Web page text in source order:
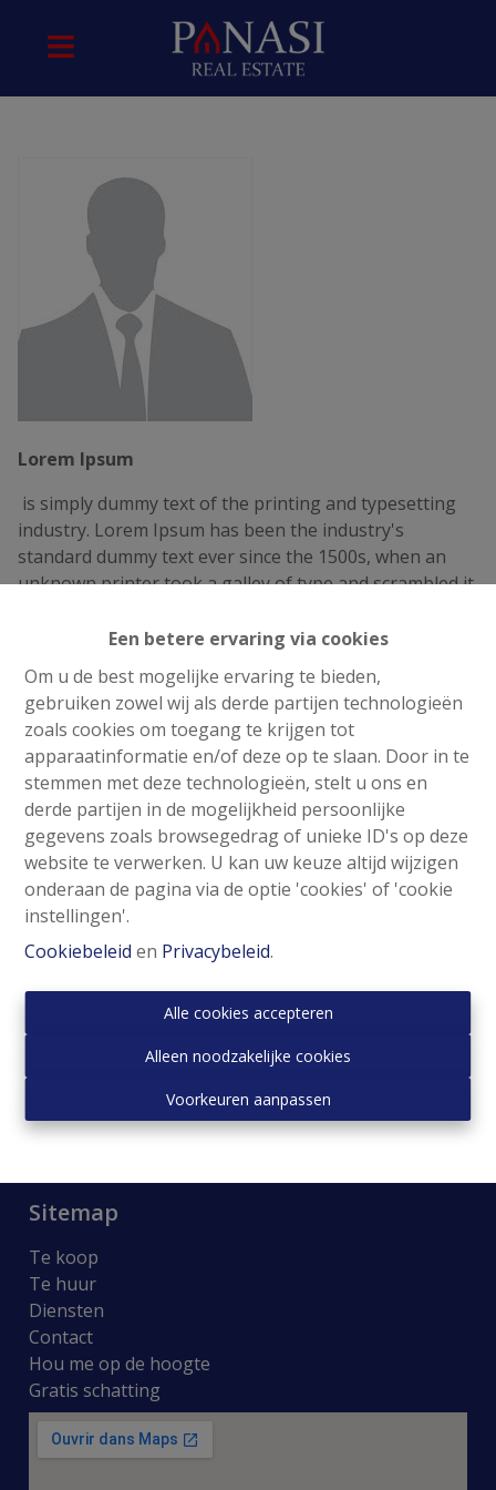
Een betere ervaring via cookies
Om u de best mogelijke ervaring te bieden,
gebruiken zowel wij als derde partijen technologieën
zoals cookies om toegang te krijgen tot
apparaatinformatie en/of deze op te slaan. Door in te
stemmen met deze technologieën, stelt u ons en
derde partijen in de mogelijkheid persoonlijke
gegevens zoals browsegedrag of unieke ID's op deze
website te verwerken. U kan uw keuze altijd wijzigen
onderaan de pagina via de optie 'cookies' of 'cookie
instellingen'.
Cookiebeleid en Privacybeleid.
Alle cookies accepteren
Alleen noodzakelijke cookies
Voorkeuren aanpassen
Lorem Ipsum
is simply dummy text of the printing and typesetting
industry. Lorem Ipsum has been the industry's
standard dummy text ever since the 1500s, when an
unknown printer took a galley of type and scrambled it
five centuries, but also the leap into electronic
popularised in the 1960s with the release of Letraset
sheets containing Lorem Ipsum passages, and more
recently with desktop publishing software like Aldus
PageMaker including versions of Lorem Ipsum.
Panasi Real Estate
Avenue Van Overbeke, 55
0487/10.81.37
Sitemap
Te koop
Te huur
Diensten
Contact
Hou me op de hoogte
Gratis schatting